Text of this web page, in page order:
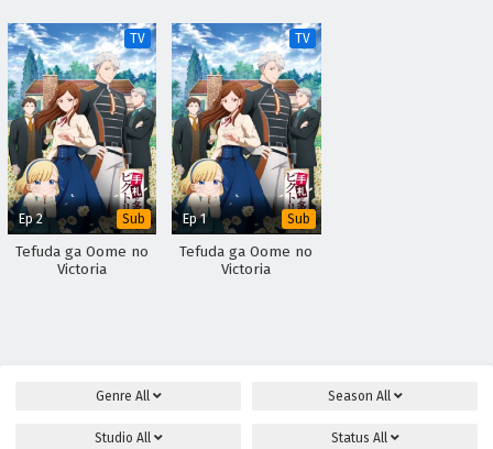
TV
Ep 2 Sub
Tefuda ga Oome no
Victoria
TV
Ep 1 Sub
Tefuda ga Oome no
Victoria
Genre All Season All
Studio All Status All